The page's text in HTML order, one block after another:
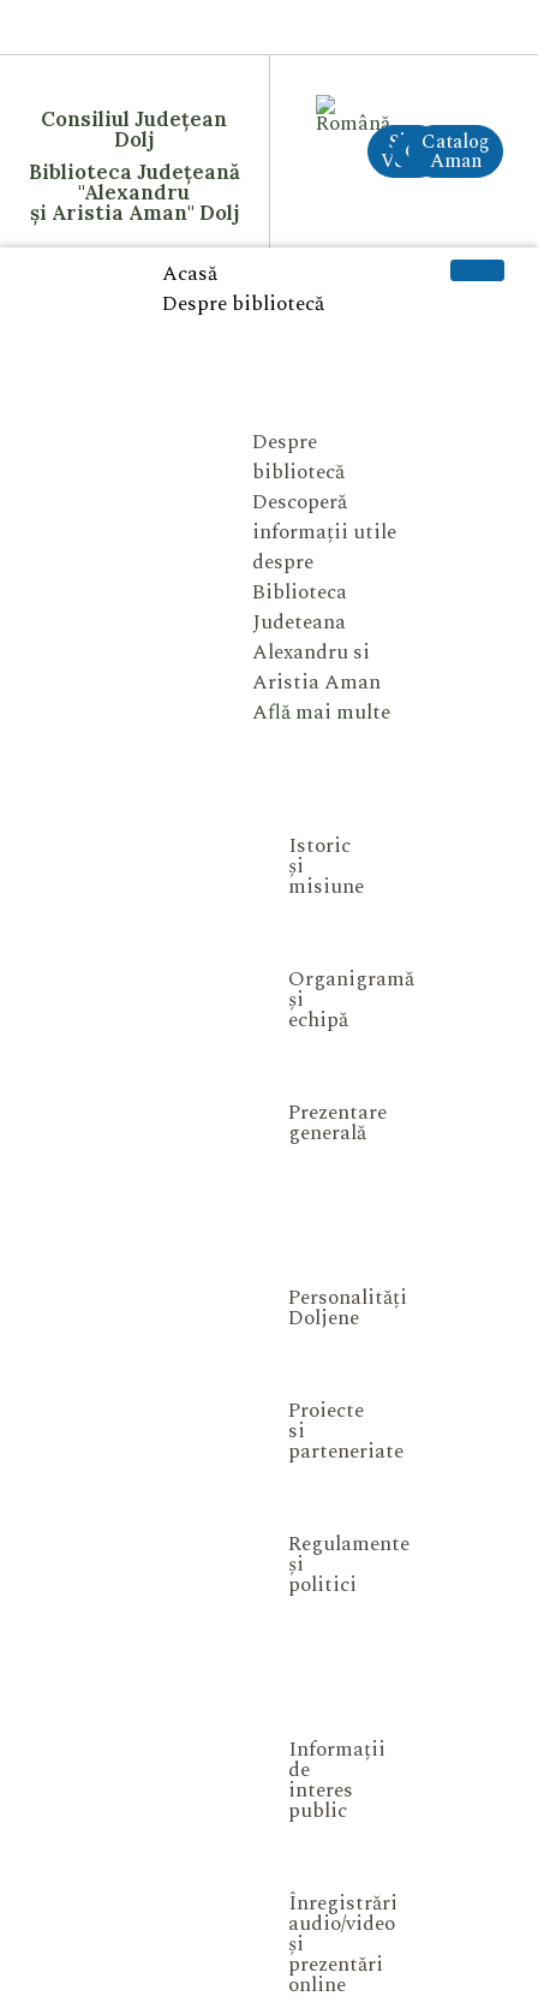
Consiliul Județean
Dolj
Biblioteca Județeană
"Alexandru
și Aristia Aman" Dolj
Site
VechiCreAI
Catalog
Aman
Acasă
Despre bibliotecă
Despre
bibliotecă
Descoperă
informații utile
despre
Biblioteca
Judeteana
Alexandru si
Aristia Aman
Află mai multe
Istoric
și
misiune
Organigramă
și
echipă
Prezentare
generală
Personalități
Doljene
Proiecte
si
parteneriate
Regulamente
și
politici
Informații
de
interes
public
Înregistrări
audio/video
și
prezentări
online